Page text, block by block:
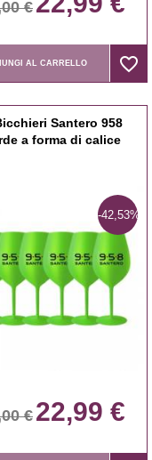
€
AL CARRELLO favorite_border
favorite_border
Santero 958
a forma di calice
-42,53%
€ 22,99 €